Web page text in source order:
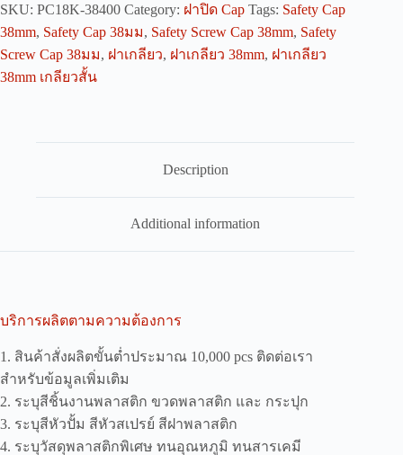
SKU: PC18K-38400 Category: ฝาปิด Cap Tags: Safety Cap
38mm, Safety Cap 38มม, Safety Screw Cap 38mm, Safety
Screw Cap 38มม, ฝาเกลียว, ฝาเกลียว 38mm, ฝาเกลียว
38mm เกลียวสั้น
Description
Additional information
บริการผลิตตามความต้องการ
1. สินค้าสั่งผลิตขั้นต่ำประมาณ 10,000 pcs ติดต่อเรา
สำหรับข้อมูลเพิ่มเติม
2. ระบุสีชิ้นงานพลาสติก ขวดพลาสติก และ กระปุก
3. ระบุสีหัวปั้ม สีหัวสเปรย์ สีฝาพลาสติก
4. ระบุวัสดุพลาสติกพิเศษ ทนอุณหภูมิ ทนสารเคมี